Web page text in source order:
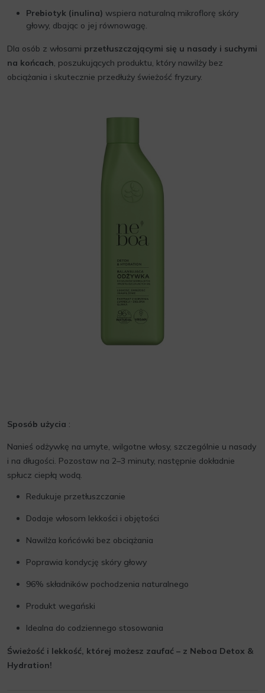
Prebiotyk (inulina) wspiera naturalną mikroflorę skóry
głowy, dbając o jej równowagę.
Dla osób z włosami przetłuszczającymi się u nasady i suchymi
na końcach, poszukujących produktu, który nawilży bez
obciążania i skutecznie przedłuży świeżość fryzury.
Sposób użycia :
Nanieś odżywkę na umyte, wilgotne włosy, szczególnie u nasady
i na długości. Pozostaw na 2–3 minuty, następnie dokładnie
spłucz ciepłą wodą.
Redukuje przetłuszczanie
Dodaje włosom lekkości i objętości
Nawilża końcówki bez obciążania
Poprawia kondycję skóry głowy
96% składników pochodzenia naturalnego
Produkt wegański
Idealna do codziennego stosowania
Świeżość i lekkość, której możesz zaufać – z Neboa Detox &
Hydration!